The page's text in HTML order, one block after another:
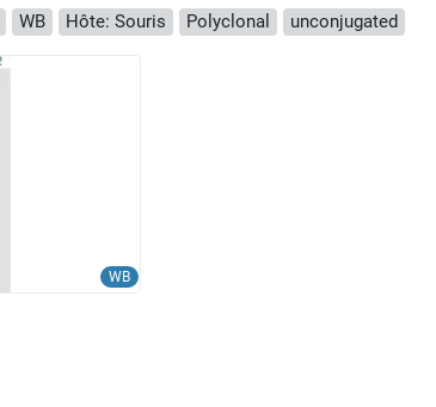
WB Hôte: Souris Polyclonal unconjugated
WB